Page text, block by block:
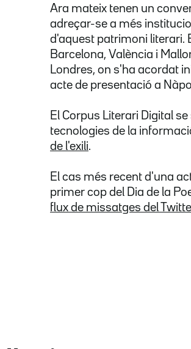
Ara mateix tenen un
adreçar-se a més
d'aquest patrimoni literari.
Barcelona, València i
Londres, on s'ha acordat
acte de presentació a
El Corpus Literari Digital
tecnologies de la
de l'exili.
El cas més recent d'una
primer cop del Dia de la
flux de missatges del